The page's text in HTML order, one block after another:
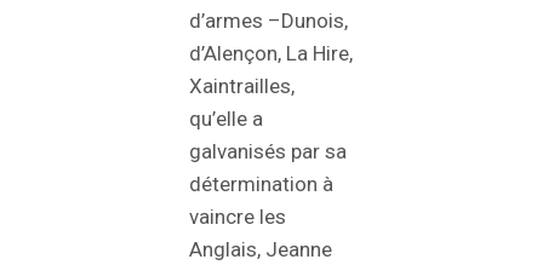
d’armes –Dunois,
d’Alençon, La Hire,
Xaintrailles,
qu’elle a
galvanisés par sa
détermination à
vaincre les
Anglais, Jeanne